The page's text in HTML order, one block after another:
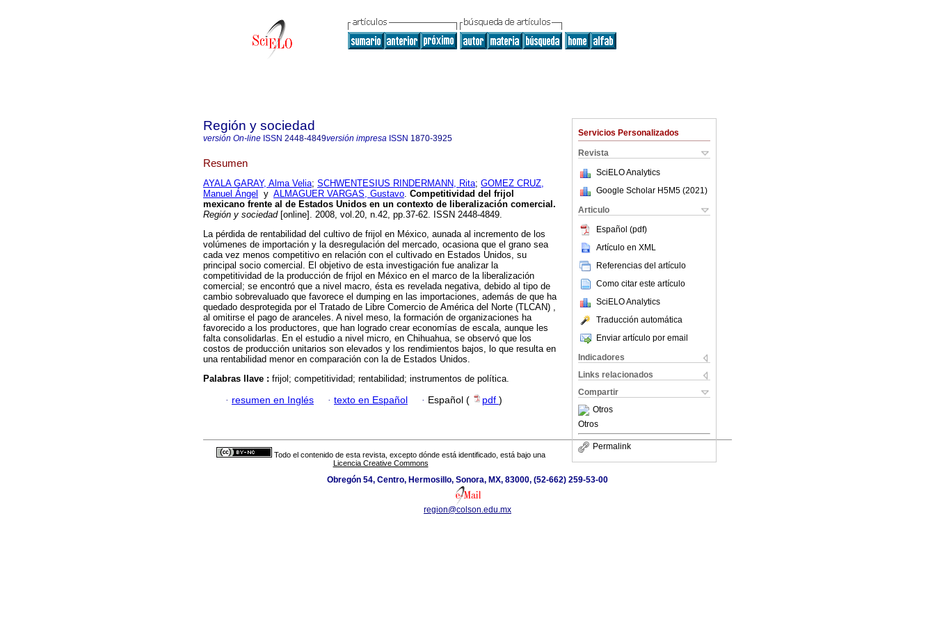
Servicios Personalizados
Revista
SciELO Analytics
Google Scholar H5M5 (2021 )
Articulo
Español (pdf)
Artículo en XML
Referencias del artículo
Como citar este artículo
SciELO Analytics
Traducción automática
Enviar artículo por email
Indicadores
Links relacionados
Compartir
Otros
Otros
Permalink
Región y sociedad
versión On-line ISSN 2448-4849versión impresa ISSN 1870-3925
Resumen
AYALA GARAY, Alma Velia; SCHWENTESIUS RINDERMANN, Rita; GOMEZ CRUZ,
Manuel Ángel
y ALMAGUER VARGAS, Gustavo. Competitividad del frijol
mexicano frente al de Estados Unidos en un contexto de liberalización comercial .
Región y sociedad[online]. 2008, vol.20, n.42, pp.37-62. ISSN 2448-4849.
La pérdida de rentabilidad del cultivo de frijol en México, aunada al incremento de los
volúmenes de importación y la desregulación del mercado, ocasiona que el grano sea
cada vez menos competitivo en relación con el cultivado en Estados Unidos, su
principal socio comercial. El objetivo de esta investigación fue analizar la
competitividad de la producción de frijol en México en el marco de la liberalización
comercial; se encontró que a nivel macro, ésta es revelada negativa, debido al tipo de
cambio sobrevaluado que favorece el dumping en las importaciones, además de que ha
quedado desprotegida por el Tratado de Libre Comercio de América del Norte (TLCAN) ,
al omitirse el pago de aranceles. A nivel meso, la formación de organizaciones ha
favorecido a los productores, que han logrado crear economías de escala, aunque les
falta consolidarlas. En el estudio a nivel micro, en Chihuahua, se observó que los
costos de producción unitarios son elevados y los rendimientos bajos, lo que resulta en
una rentabilidad menor en comparación con la de Estados Unidos.
Palabras llave : frijol; competitividad; rentabilidad; instrumentos de política.
· resumen en Inglés · texto en Español · Español ( pdf )
Todo el contenido de esta revista, excepto dónde está identificado, está bajo una
Licencia Creative Commons
Obregón 54, Centro, Hermosillo, Sonora, MX, 83000, (52-662) 259-53-00
region@colson.edu.mx